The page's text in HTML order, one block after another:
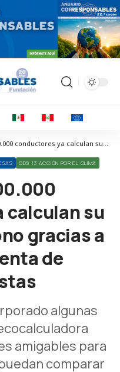
Corresponsables > Noticias > Más de 100.000 conductores ya calculan su huella de carbono gracias a la herramienta de Autopistas
ODS 13 ACCIÓN POR EL CLIMA
calculan su
gracias a
de
algunas
amigables para
comparar